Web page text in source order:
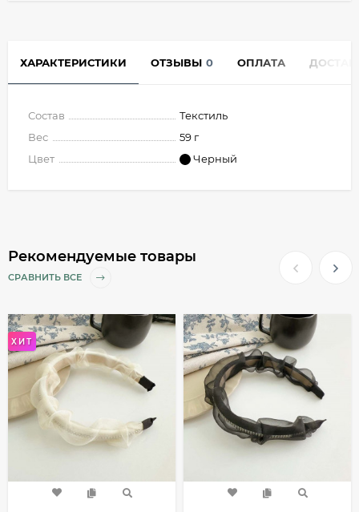
ХАРАКТЕРИСТИКИ ОТЗЫВЫ 0 ОПЛАТА
Состав
Текстиль
Вес
59 г
Цвет
Черный
Рекомендуемые товары
СРАВНИТЬ ВСЕ
ХИТ